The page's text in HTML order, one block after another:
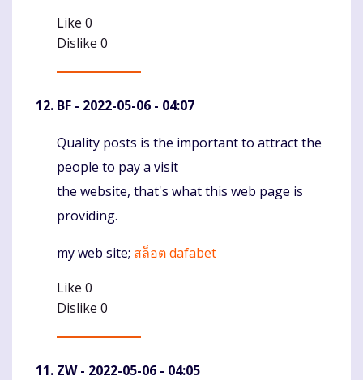
Like 0
Dislike 0
BF - 2022-05-06 - 04:07
Komentaras
Quality posts is the important to attract the
people to pay a visit
the website, that's what this web page is
providing.
my web site; สล็อต dafabet
Like 0
Dislike 0
ZW- 2022-05-06 - 04:05